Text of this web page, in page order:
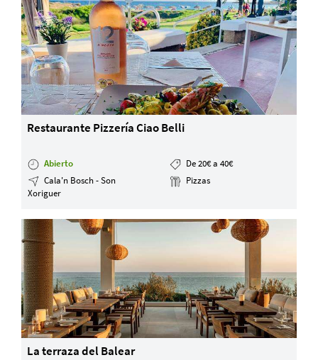
Restaurante Pizzería Ciao Belli
Abierto
De 20€ a 40€
Cala'n Bosch - Son
Xoriguer
Pizzas
La terraza del Balear